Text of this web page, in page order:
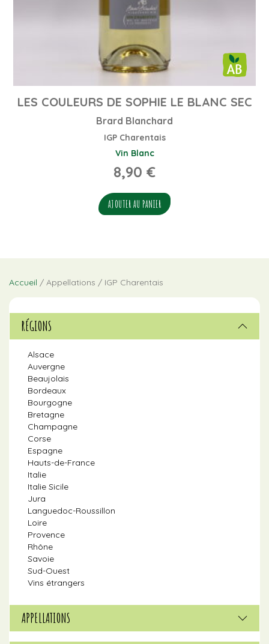
LES COULEURS DE SOPHIE LE BLANC SEC
Brard Blanchard
IGP Charentais
Vin Blanc
8,90 €
AJOUTER AU PANIER
Accueil / Appellations / IGP Charentais
RÉGIONS
Alsace
Auvergne
Beaujolais
Bordeaux
Bourgogne
Bretagne
Champagne
Corse
Espagne
Hauts-de-France
Italie
Italie Sicile
Jura
Languedoc-Roussillon
Loire
Provence
Rhône
Savoie
Sud-Ouest
Vins étrangers
APPELLATIONS